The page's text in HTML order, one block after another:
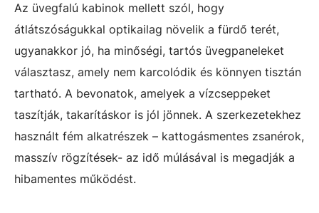
Az üvegfalú kabinok mellett szól, hogy
átlátszóságukkal optikailag növelik a fürdő terét,
ugyanakkor jó, ha minőségi, tartós üvegpaneleket
választasz, amely nem karcolódik és könnyen tisztán
tartható. A bevonatok, amelyek a vízcseppeket
taszítják, takarításkor is jól jönnek. A szerkezetekhez
használt fém alkatrészek – kattogásmentes zsanérok,
masszív rögzítések- az idő múlásával is megadják a
hibamentes működést.